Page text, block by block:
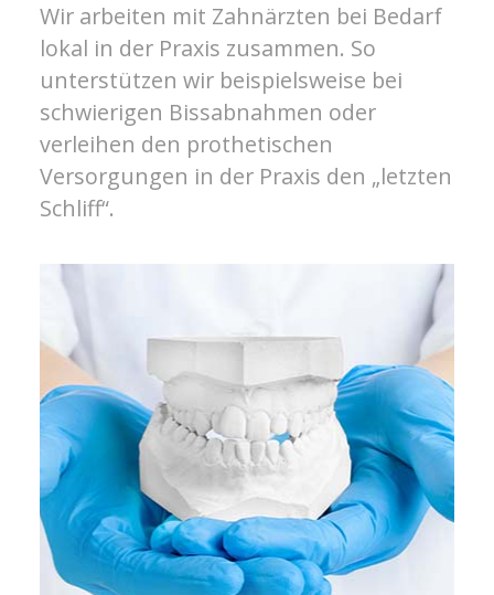
Wir arbeiten mit Zahnärzten bei Bedarf
lokal in der Praxis zusammen. So
unterstützen wir beispielsweise bei
schwierigen Bissabnahmen oder
verleihen den prothetischen
Versorgungen in der Praxis den „letzten
Schliff“.